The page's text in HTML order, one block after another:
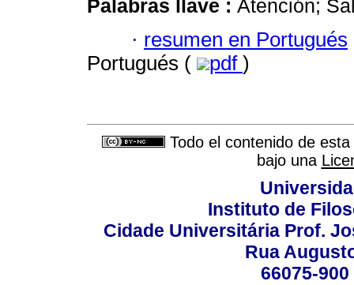
Palabras llave : Atención;
· resumen en Portugués
Portugués (
pdf )
Todo el contenido de
bajo una
Instituto de
Cidade Universitária Prof.
Rua
66075-